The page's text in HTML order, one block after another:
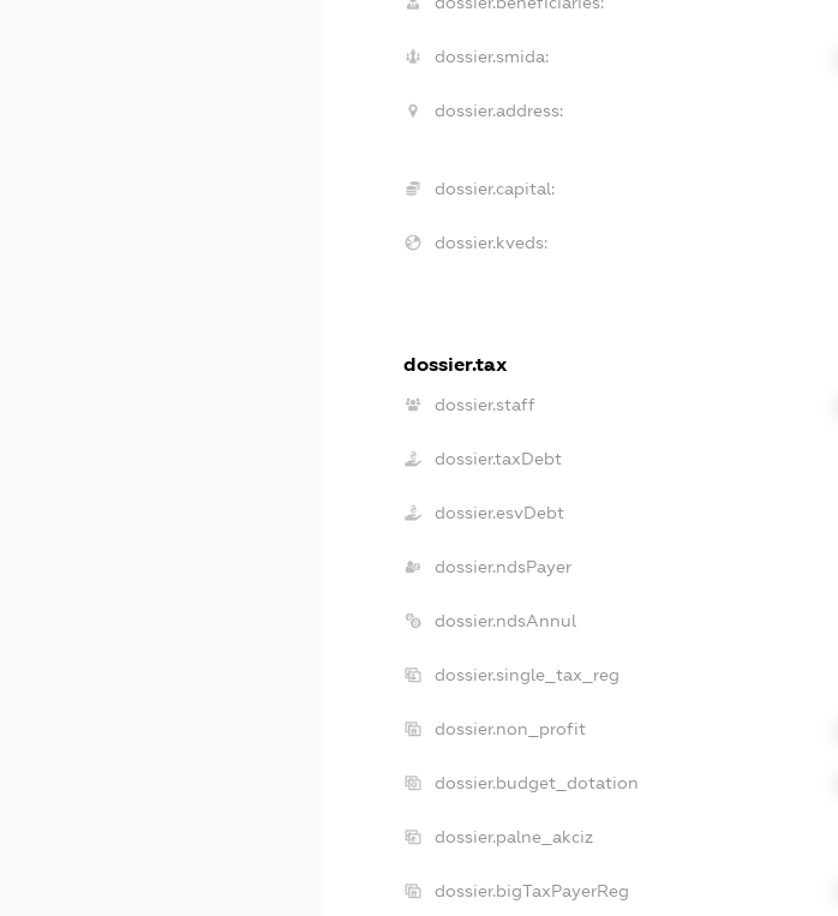
dossier.smida:
dossier.address:
dossier.capital:
dossier.kveds:
dossier.tax
dossier.staff
dossier.taxDebt
dossier.esvDebt
dossier.ndsPayer
dossier.ndsAnnul
dossier.single_tax_reg
dossier.non_profit
dossier.budget_dotation
dossier.palne_akciz
dossier.bigTaxPayerReg